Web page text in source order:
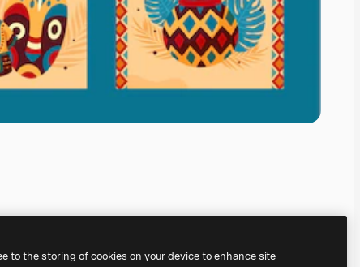
to the storing of cookies on your device to enhance site